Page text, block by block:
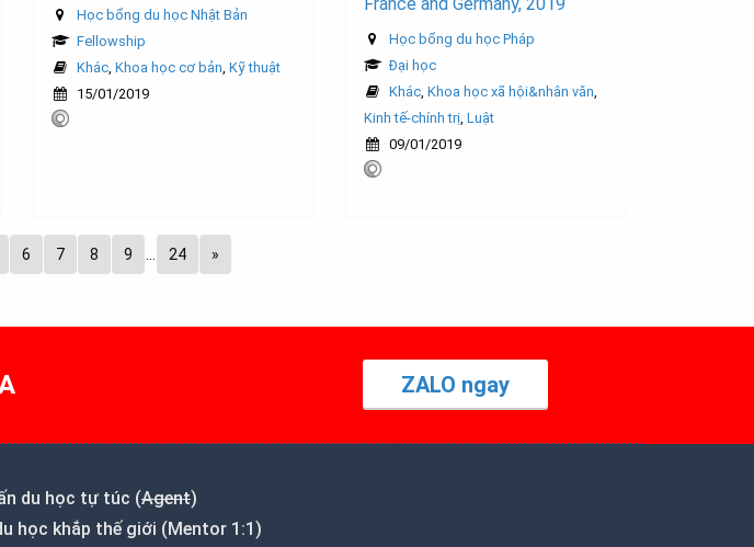
Học bổng du học Nhật Bản
Fellowship
Khác, Khoa học cơ bản, Kỹ thuật
15/01/2019
France and Germany, 2019
Học bổng du học Pháp
Đại học
Khác, Khoa học xã hội&nhân văn,
Kinh tế-chính trị, Luật
09/01/2019
6 7 8 9 24 »
ZALO ngay
du học tự túc (Agent)
học khắp thế giới (Mentor 1:1)